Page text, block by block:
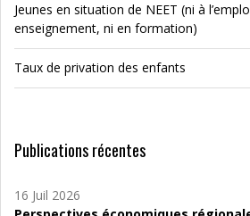
Jeunes en situation de NEET (ni à
enseignement, ni en formation)
Taux de privation des enfants
Publications récentes
16 Juil 2026